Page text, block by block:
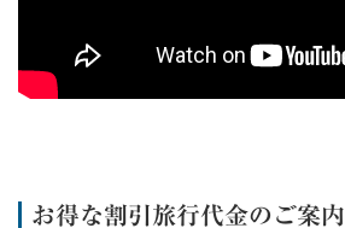
お得な割引旅行代金のご案内